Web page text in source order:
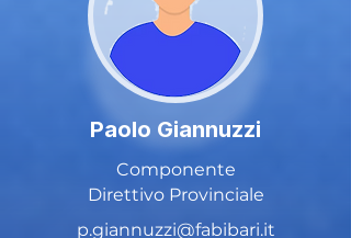
Paolo Giannuzzi
Componente
Direttivo Provinciale
p.giannuzzi@fabibari.it